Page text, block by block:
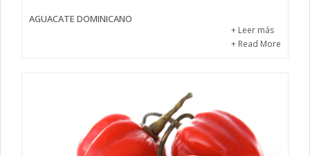
AGUACATE DOMINICANO
+ Leer más
+ Read More